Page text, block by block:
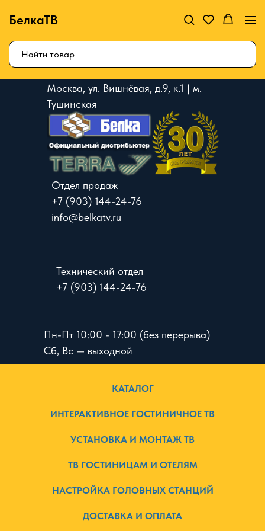
БелкаТВ
Москва, ул. Вишнёвая, д.9, к.1 | м.
Тушинская
Отдел продаж
+7 (903) 144-24-76
info@belkatv.ru
Пн-Пт 10:00 - 17:00 (без перерыва)
Сб, Вс — выходной
Технический отдел
+7 (903) 144-24-76
КАТАЛОГ
ИНТЕРАКТИВНОЕ ГОСТИНИЧНОЕ ТВ
УСТАНОВКА И МОНТАЖ ТВ
ТВ ГОСТИНИЦАМ И ОТЕЛЯМ
НАСТРОЙКА ГОЛОВНЫХ СТАНЦИЙ
ДОСТАВКА И ОПЛАТА